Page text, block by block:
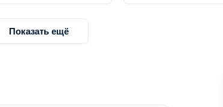
Показать ещё